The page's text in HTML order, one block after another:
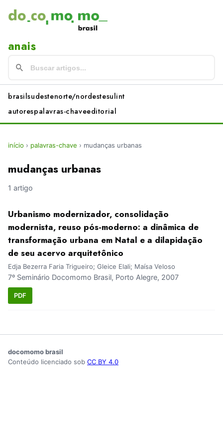
anais
brasilsudestenorte/nordestesulint
autorespalavras-chaveeditorial
início › palavras-chave › mudanças urbanas
mudanças urbanas
1 artigo
Urbanismo modernizador, consolidação
modernista, reuso pós-moderno: a dinâmica de
transformação urbana em Natal e a dilapidação
de seu acervo arquitetônico
Edja Bezerra Faria Trigueiro; Gleice Elali; Maísa Veloso
7º Seminário Docomomo Brasil, Porto Alegre, 2007
PDF
docomomo brasil
Conteúdo licenciado sob CC BY 4.0